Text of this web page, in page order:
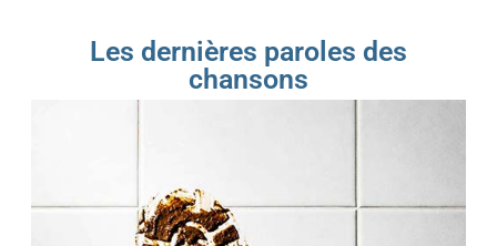
Les dernières paroles des
chansons